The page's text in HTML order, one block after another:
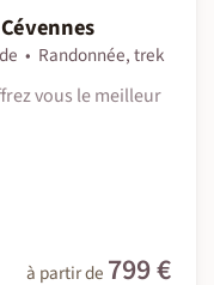
Randonnée, trek
vous le meilleur
à partir de 799 €